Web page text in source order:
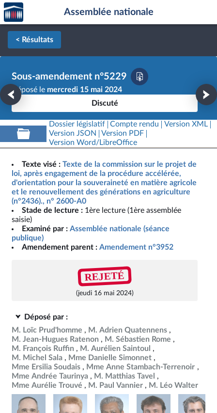
Aller au contenu
Aller en bas de la page
Accèder
à la
page
d'accueil
Assemblée nationale
< Résultats
Sous-amendement n°5229
Déposé le mercredi 15 mai 2024
Discuté
Dossier législatif Compte rendu
Version XML
Version JSON
Version PDF
Version Word/LibreOffice
Texte visé : Texte de la commission sur le projet de
loi, après engagement de la procédure accélérée,
d'orientation pour la souveraineté en matière agricole
et le renouvellement des générations en agriculture
(n°2436)., n° 2600-A0
Stade de lecture : 1ère lecture (1ère assemblée
saisie)
Examiné par : Assemblée nationale (séance
publique)
Amendement parent : Amendement n°3952
REJETÉ
(jeudi 16 mai 2024)
Déposé par :
M. Loïc Prud'homme
M. Adrien Quatennens
M. Jean-Hugues Ratenon
M. Sébastien Rome
M. François Ruffin
M. Aurélien Saintoul
M. Michel Sala
Mme Danielle Simonnet
Mme Ersilia Soudais
Mme Anne Stambach-Terrenoir
Mme Andrée Taurinya
M. Matthias Tavel
Mme Aurélie Trouvé
M. Paul Vannier M. Léo Walter